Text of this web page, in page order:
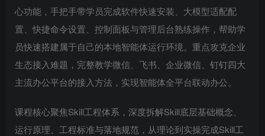
心功能，手把手带学员完成软件快速安装、大模型适配配
置、快捷命令设置、控制面板与管理后台熟练操作，帮助学
员快速搭建属于自己的本地智能体运行环境。重点攻克企业
生态接入难题，完整教学微信、飞书、企业微信、钉钉四大
主流办公平台的接入方法，实现智能体全平台联动办公。
课程核心聚焦Skill工程体系，深度拆解Skill底层基础概念、
运行原理、工程标准与落地规范，从理论到实操完成Skill工